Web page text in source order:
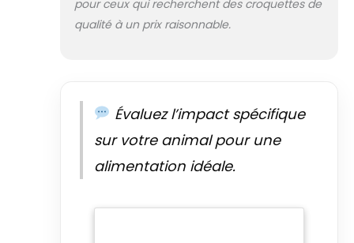
pour ceux qui recherchent des croquettes de
qualité à un prix raisonnable.
Évaluez l’impact spécifique
sur votre animal pour une
alimentation idéale.